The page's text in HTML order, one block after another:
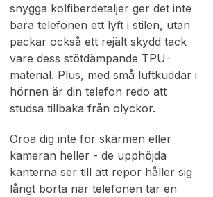
snygga kolfiberdetaljer ger det inte
bara telefonen ett lyft i stilen, utan
packar också ett rejält skydd tack
vare dess stötdämpande TPU-
material. Plus, med små luftkuddar i
hörnen är din telefon redo att
studsa tillbaka från olyckor.
Oroa dig inte för skärmen eller
kameran heller - de upphöjda
kanterna ser till att repor håller sig
långt borta när telefonen tar en